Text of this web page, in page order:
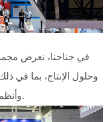
في جناحنا، نعرض
وحلول الإنتاج، بما في
وأنظمة اللحام، وحلول تجميع حزم البطاريات.